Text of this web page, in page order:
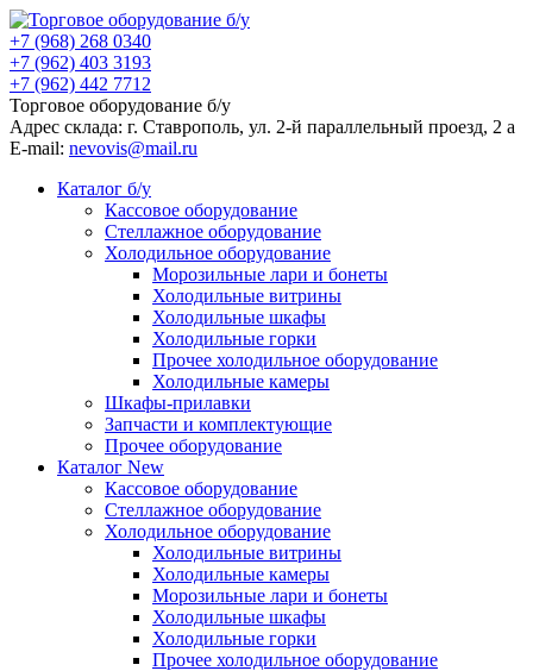
+7 (968) 268 0340
+7 (962) 403 3193
+7 (962) 442 7712
Торговое оборудование б/у
Адрес склада: г. Ставрополь, ул. 2-й параллельный проезд, 2 a
E-mail: nevovis@mail.ru
Каталог б/у
Кассовое оборудование
Стеллажное оборудование
Холодильное оборудование
Морозильные лари и бонеты
Холодильные витрины
Холодильные шкафы
Холодильные горки
Прочее холодильное оборудование
Холодильные камеры
Шкафы-прилавки
Запчасти и комплектующие
Прочее оборудование
Каталог New
Кассовое оборудование
Стеллажное оборудование
Холодильное оборудование
Холодильные витрины
Холодильные камеры
Морозильные лари и бонеты
Холодильные шкафы
Холодильные горки
Прочее холодильное оборудование